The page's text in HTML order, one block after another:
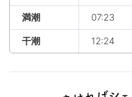
満潮 07:23
干潮 12:24